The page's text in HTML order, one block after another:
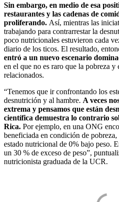
Sin embargo, en medio de esa
restaurantes y las cadenas de
proliferando. Así, mientras las
trabajando para contrarrestar la
poco nutricionales estuvieron cada
diario de los ticos. El resultado,
entró a un nuevo escenario
en el que no es raro que la pobreza y
relacionados.
“Tenemos que ir confrontando los
desnutrición y al hambre. A veces
extrema y pensamos que están
científica demuestra lo contrario
Rica. Por ejemplo, en una ONG
beneficiada en condición de
estado nutricional de 0% bajo peso.
un 30 % de exceso de peso”,
nutricionista graduada de la UCR.